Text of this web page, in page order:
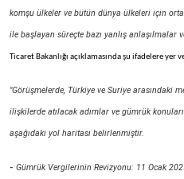
komşu ülkeler ve bütün dünya ülkeleri için
ile başlayan süreçte bazı yanlış anlaşılmalar
Ticaret Bakanlığı açıklamasında şu ifadelere yer
"Görüşmelerde, Türkiye ve Suriye arasındaki
ilişkilerde atılacak adımlar ve gümrük
aşağıdaki yol haritası belirlenmiştir.
- Gümrük Vergilerinin Revizyonu: 11 Ocak